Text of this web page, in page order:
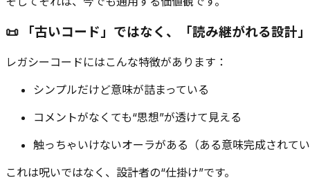
📜 「古いコード」ではなく、「読み継がれる設計」
レガシーコードにはこんな特徴があります：
シンプルだけど意味が詰まっている
コメントがなくても“思想”が透けて見える
触っちゃいけないオーラがある（ある意味完成されてい
これは呪いではなく、設計者の“仕掛け”です。